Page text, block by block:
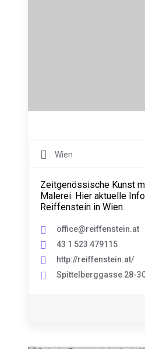
Wien
Zeitgenössische Kunst
Malerei. Hier aktuelle
Reiffenstein in Wien.
office@reiffenstein.at
43 1 523 479115
http://reiffenstein.at/
Spittelberggasse 28-